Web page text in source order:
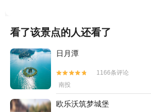
看了该景点的人还看了
日月潭


1166条评论
南投
欧乐沃筑梦城堡